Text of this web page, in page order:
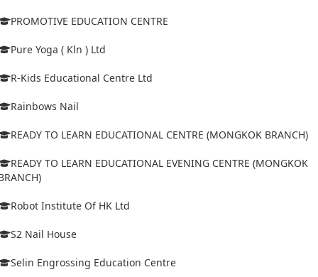
PROMOTIVE EDUCATION CENTRE
Pure Yoga ( Kln ) Ltd
R-Kids Educational Centre Ltd
Rainbows Nail
READY TO LEARN EDUCATIONAL CENTRE (MONGKOK BRANCH)
READY TO LEARN EDUCATIONAL EVENING CENTRE (MONGKOK
Robot Institute Of HK Ltd
S2 Nail House
Selin Engrossing Education Centre